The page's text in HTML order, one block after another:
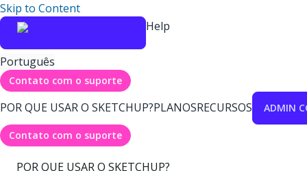
Skip to Content
Help
Português
Contato com o suporte
POR QUE USAR O SKETCHUP?PLANOSRECURSOS ADMIN
Contato com o suporte
POR QUE USAR O SKETCHUP?